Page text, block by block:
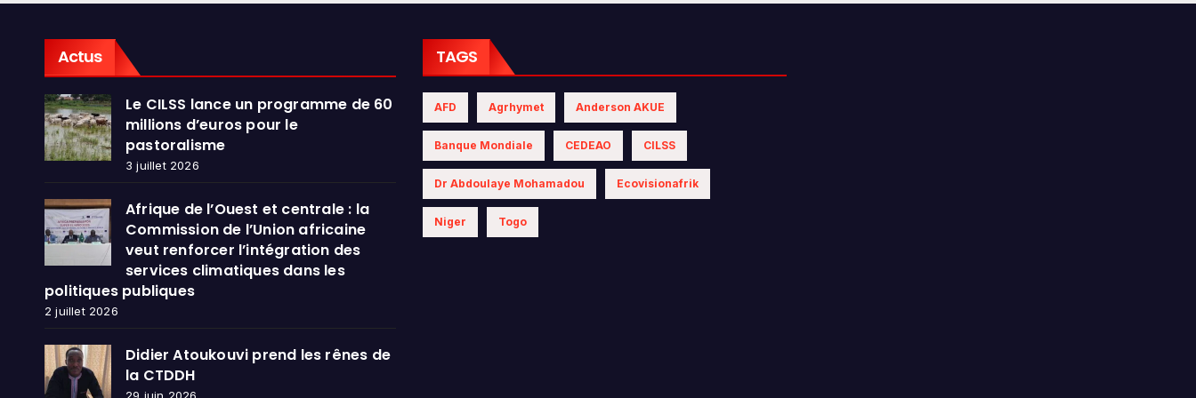
dans les politiques
Actus
Le CILSS lance un programme de 60
millions d’euros pour le
pastoralisme
3 juillet 2026
Afrique de l’Ouest et centrale : la
Commission de l’Union africaine
veut renforcer l’intégration des
services climatiques dans les
politiques publiques
2 juillet 2026
Didier Atoukouvi prend les rênes de
la CTDDH
29 juin 2026
TAGS
AFD Agrhymet Anderson AKUE
Banque Mondiale CEDEAO CILSS
Dr Abdoulaye Mohamadou Ecovisionafrik
Niger Togo